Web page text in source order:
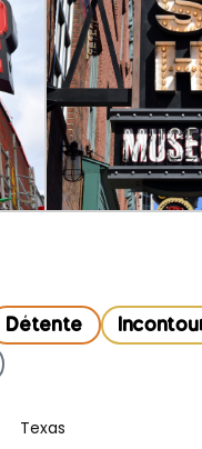
Détente
Texas